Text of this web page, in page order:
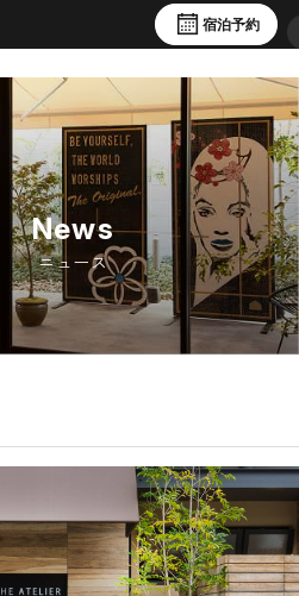
宿泊予約
News
ニュース